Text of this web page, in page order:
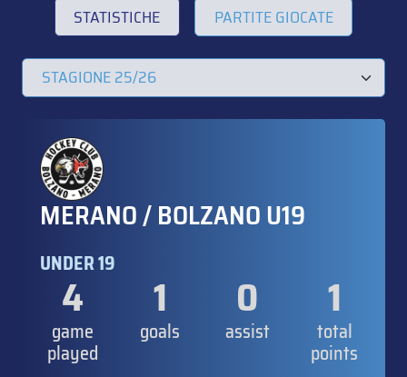
STATISTICHE PARTITE GIOCATE
MERANO / BOLZANO U19
UNDER 19
4
game
played
1
goals
0
assist
1
total
points